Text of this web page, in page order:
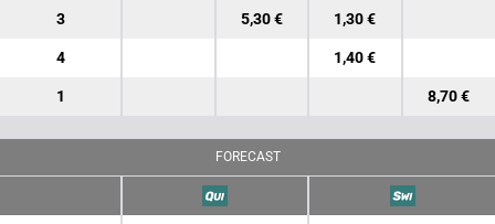
3 5,30 € 1,30 €
4 1,40 €
1 8,70 €
FORECAST